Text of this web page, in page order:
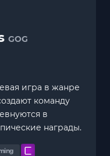
GOG
игра в жанре
команду
в
награды.